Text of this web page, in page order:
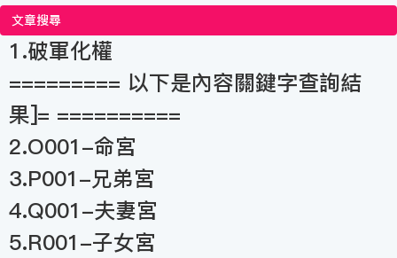
文章搜尋
1.破軍化權
========= 以下是內容關鍵字查詢結
果]= ==========
2.O001-命宮
3.P001-兄弟宮
4.Q001-夫妻宮
5.R001-子女宮